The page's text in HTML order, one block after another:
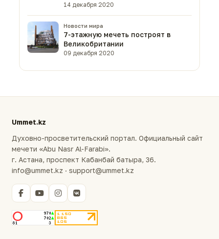
14 декабря 2020
Новости мира
7-этажную мечеть построят в
Великобритании
09 декабря 2020
Ummet.kz
Духовно-просветительский портал. Официальный сайт
мечети «Abu Nasr Al-Farabi».
г. Астана, проспект Кабанбай батыра, 36.
info@ummet.kz · support@ummet.kz